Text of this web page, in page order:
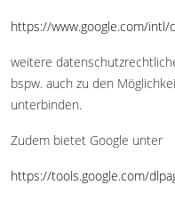
https://www.google.com/
weitere
bspw. auch zu den
unterbinden.
Zudem bietet Google unter
https://tools.google.com/